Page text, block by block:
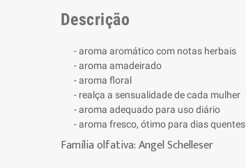
Descrição
- aroma aromático com notas herbais
- aroma amadeirado
- aroma floral
- realça a sensualidade de cada mulher
- aroma adequado para uso diário
- aroma fresco, ótimo para dias quentes
Família olfativa: Angel Schelleser